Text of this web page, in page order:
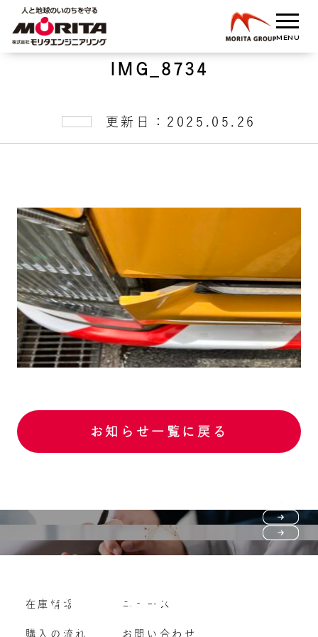
IMG_8734
更新日：2025.05.26
お知らせ一覧に戻る
購入の流れ
よくいただくご質問
Vehicle purchase
車両買い取り
在庫情報
購入の流れ
ニュース
お問い合わせ